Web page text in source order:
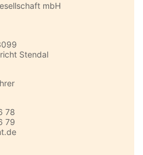
mbH
Stendal
78
79